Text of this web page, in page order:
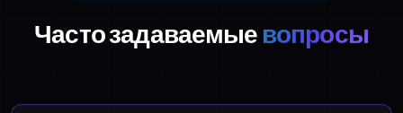
Часто задаваемые вопросы